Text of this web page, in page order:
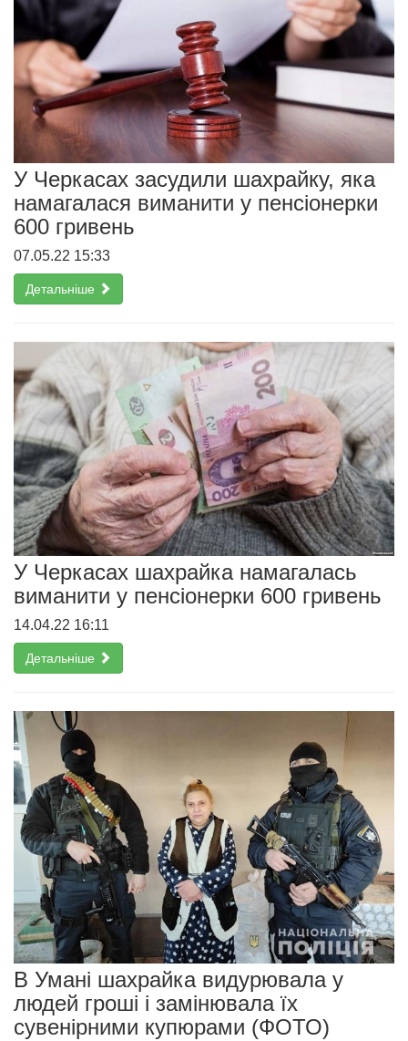
У Черкасах засудили шахрайку, яка
намагалася виманити у пенсіонерки
600 гривень
07.05.22 15:33
Детальніше
У Черкасах шахрайка намагалась
виманити у пенсіонерки 600 гривень
14.04.22 16:11
Детальніше
В Умані шахрайка видурювала у
людей гроші і замінювала їх
сувенірними купюрами (ФОТО)